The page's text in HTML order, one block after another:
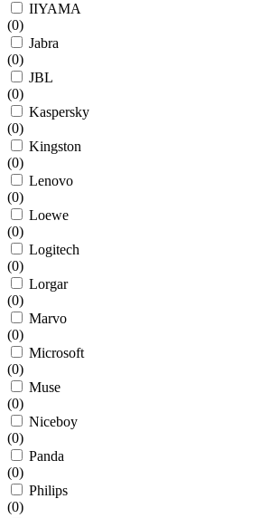
IIYAMA
(0)
Jabra
(0)
JBL
(0)
Kaspersky
(0)
Kingston
(0)
Lenovo
(0)
Loewe
(0)
Logitech
(0)
Lorgar
(0)
Marvo
(0)
Microsoft
(0)
Muse
(0)
Niceboy
(0)
Panda
(0)
Philips
(0)